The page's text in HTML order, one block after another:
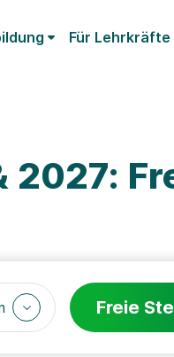
Für Lehrkräfte
2027:
Freie